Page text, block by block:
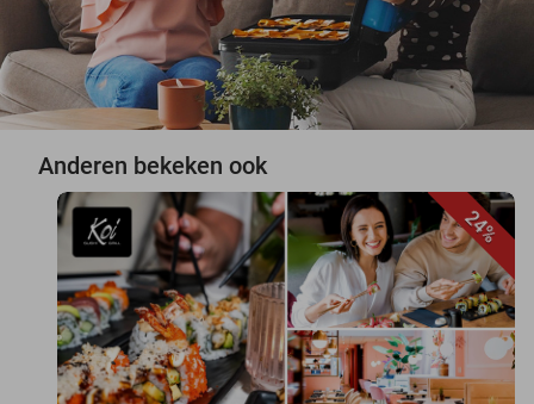
Anderen bekeken ook
24%